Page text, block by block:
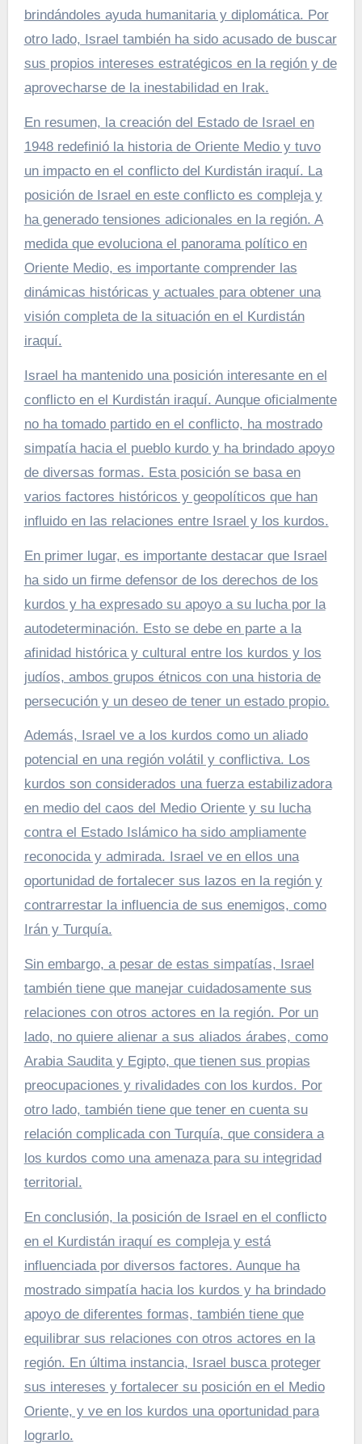
brindándoles ayuda humanitaria y diplomática. Por
otro lado, Israel también ha sido acusado de buscar
sus propios intereses estratégicos en la región y de
aprovecharse de la inestabilidad en Irak.
En resumen, la creación del Estado de Israel en
1948 redefinió la historia de Oriente Medio y tuvo
un impacto en el conflicto del Kurdistán iraquí. La
posición de Israel en este conflicto es compleja y
ha generado tensiones adicionales en la región. A
medida que evoluciona el panorama político en
Oriente Medio, es importante comprender las
dinámicas históricas y actuales para obtener una
visión completa de la situación en el Kurdistán
iraquí.
Israel ha mantenido una posición interesante en el
conflicto en el Kurdistán iraquí. Aunque oficialmente
no ha tomado partido en el conflicto, ha mostrado
simpatía hacia el pueblo kurdo y ha brindado apoyo
de diversas formas. Esta posición se basa en
varios factores históricos y geopolíticos que han
influido en las relaciones entre Israel y los kurdos.
En primer lugar, es importante destacar que Israel
ha sido un firme defensor de los derechos de los
kurdos y ha expresado su apoyo a su lucha por la
autodeterminación. Esto se debe en parte a la
afinidad histórica y cultural entre los kurdos y los
judíos, ambos grupos étnicos con una historia de
persecución y un deseo de tener un estado propio.
Además, Israel ve a los kurdos como un aliado
potencial en una región volátil y conflictiva. Los
kurdos son considerados una fuerza estabilizadora
en medio del caos del Medio Oriente y su lucha
contra el Estado Islámico ha sido ampliamente
reconocida y admirada. Israel ve en ellos una
oportunidad de fortalecer sus lazos en la región y
contrarrestar la influencia de sus enemigos, como
Irán y Turquía.
Sin embargo, a pesar de estas simpatías, Israel
también tiene que manejar cuidadosamente sus
relaciones con otros actores en la región. Por un
lado, no quiere alienar a sus aliados árabes, como
Arabia Saudita y Egipto, que tienen sus propias
preocupaciones y rivalidades con los kurdos. Por
otro lado, también tiene que tener en cuenta su
relación complicada con Turquía, que considera a
los kurdos como una amenaza para su integridad
territorial.
En conclusión, la posición de Israel en el conflicto
en el Kurdistán iraquí es compleja y está
influenciada por diversos factores. Aunque ha
mostrado simpatía hacia los kurdos y ha brindado
apoyo de diferentes formas, también tiene que
equilibrar sus relaciones con otros actores en la
región. En última instancia, Israel busca proteger
sus intereses y fortalecer su posición en el Medio
Oriente, y ve en los kurdos una oportunidad para
lograrlo.